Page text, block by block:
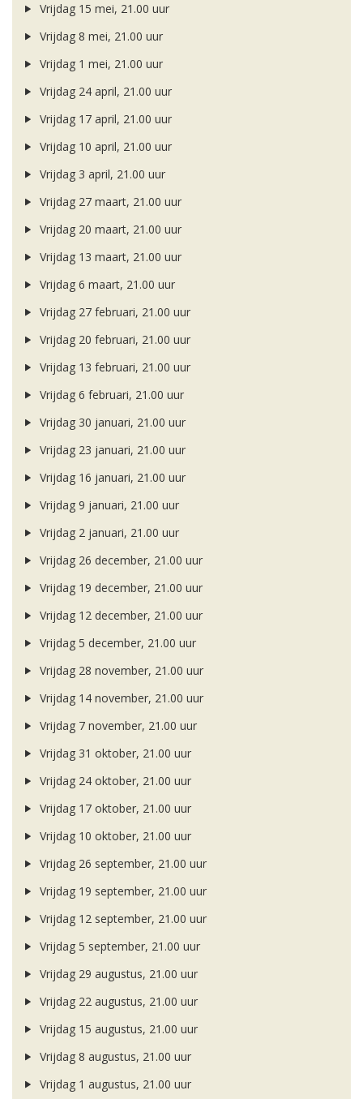
Vrijdag 15 mei, 21.00 uur
Vrijdag 8 mei, 21.00 uur
Vrijdag 1 mei, 21.00 uur
Vrijdag 24 april, 21.00 uur
Vrijdag 17 april, 21.00 uur
Vrijdag 10 april, 21.00 uur
Vrijdag 3 april, 21.00 uur
Vrijdag 27 maart, 21.00 uur
Vrijdag 20 maart, 21.00 uur
Vrijdag 13 maart, 21.00 uur
Vrijdag 6 maart, 21.00 uur
Vrijdag 27 februari, 21.00 uur
Vrijdag 20 februari, 21.00 uur
Vrijdag 13 februari, 21.00 uur
Vrijdag 6 februari, 21.00 uur
Vrijdag 30 januari, 21.00 uur
Vrijdag 23 januari, 21.00 uur
Vrijdag 16 januari, 21.00 uur
Vrijdag 9 januari, 21.00 uur
Vrijdag 2 januari, 21.00 uur
Vrijdag 26 december, 21.00 uur
Vrijdag 19 december, 21.00 uur
Vrijdag 12 december, 21.00 uur
Vrijdag 5 december, 21.00 uur
Vrijdag 28 november, 21.00 uur
Vrijdag 14 november, 21.00 uur
Vrijdag 7 november, 21.00 uur
Vrijdag 31 oktober, 21.00 uur
Vrijdag 24 oktober, 21.00 uur
Vrijdag 17 oktober, 21.00 uur
Vrijdag 10 oktober, 21.00 uur
Vrijdag 26 september, 21.00 uur
Vrijdag 19 september, 21.00 uur
Vrijdag 12 september, 21.00 uur
Vrijdag 5 september, 21.00 uur
Vrijdag 29 augustus, 21.00 uur
Vrijdag 22 augustus, 21.00 uur
Vrijdag 15 augustus, 21.00 uur
Vrijdag 8 augustus, 21.00 uur
Vrijdag 1 augustus, 21.00 uur